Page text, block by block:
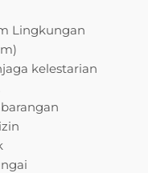
Lingkungan
kelestarian